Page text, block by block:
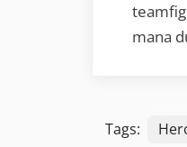
mana
Tags: